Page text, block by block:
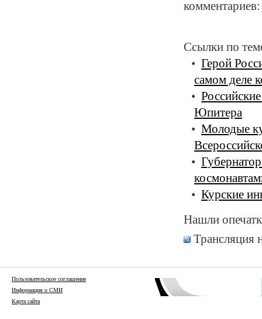
Ссылки по
Герой
самом деле
Юпитера
Молодые
Курские
Нашли
Трансляция
Пользовательское соглашение
Информация о СМИ
Карта сайта